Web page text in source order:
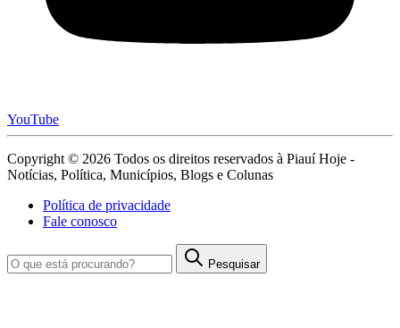
YouTube
Copyright © 2026 Todos os direitos reservados à Piauí Hoje -
Notícias, Política, Municípios, Blogs e Colunas
Política de privacidade
Fale conosco
Pesquisar